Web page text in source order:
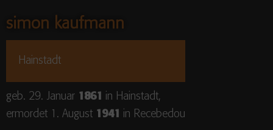
simon kaufmann
Hainstadt
geb. 29. Januar 1861 in Hainstadt,
ermordet 1. August 1941 in Recebedou